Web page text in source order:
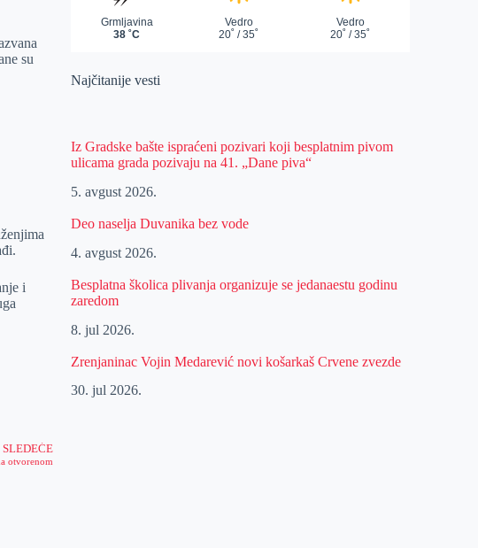
su
i
SLEDEĆE
otvorenom
Najčitanije vesti
Iz Gradske bašte ispraćeni pozivari koji besplatnim pivom
ulicama grada pozivaju na 41. „Dane piva“
5. avgust 2026.
Deo naselja Duvanika bez vode
4. avgust 2026.
Besplatna školica plivanja organizuje se jedanaestu godinu
zaredom
8. jul 2026.
Zrenjaninac Vojin Medarević novi košarkaš Crvene zvezde
30. jul 2026.